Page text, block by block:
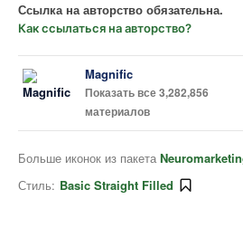
Ссылка на авторство обязательна.
Как ссылаться на авторство?
Magnific
Показать все 3,282,856
материалов
Больше иконок из пакета
Стиль: Basic Straight Filled